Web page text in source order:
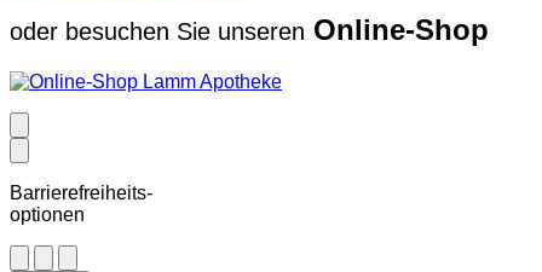
oder besuchen Sie unseren Online-Shop
Barrierefreiheits-
optionen